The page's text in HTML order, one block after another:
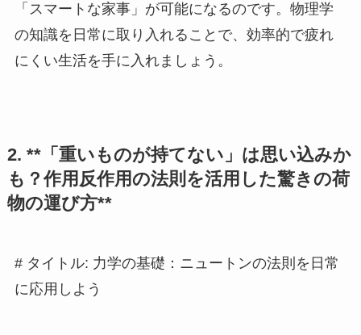
「スマートな家事」が可能になるのです。物理学
の知識を日常に取り入れることで、効率的で疲れ
にくい生活を手に入れましょう。
2. **「重いものが持てない」は思い込みか
も？作用反作用の法則を活用した驚きの荷
物の運び方**
# タイトル: 力学の基礎：ニュートンの法則を日常
に応用しよう